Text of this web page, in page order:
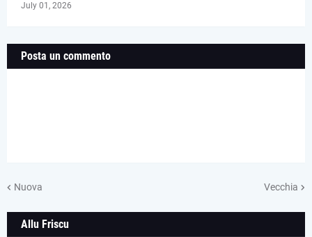
July 01, 2026
Posta un commento
Nuova Vecchia
Allu Friscu